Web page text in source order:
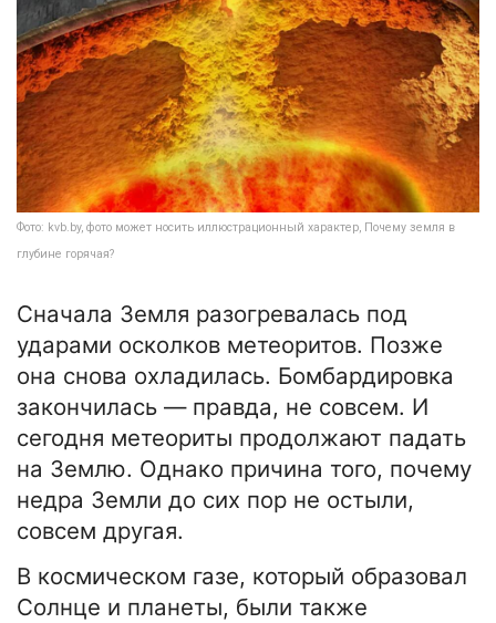
Фото: kvb.by, фото может носить иллюстрационный характер, Почему земля в
глубине горячая?
Сначала Земля разогревалась под
ударами осколков метеоритов. Позже
она снова охладилась. Бомбардировка
закончилась — правда, не совсем. И
сегодня метеориты продолжают падать
на Землю. Однако причина того, почему
недра Земли до сих пор не остыли,
совсем другая.
В космическом газе, который образовал
Солнце и планеты, были также